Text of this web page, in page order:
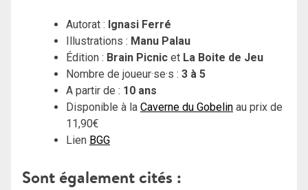
Autorat : Ignasi Ferré
Illustrations : Manu Palau
Édition : Brain Picnic et La Boite de Jeu
Nombre de joueur·se·s : 3 à 5
A partir de : 10 ans
Disponible à la Caverne du Gobelin au prix de
11,90€
Lien BGG
Sont également cités :